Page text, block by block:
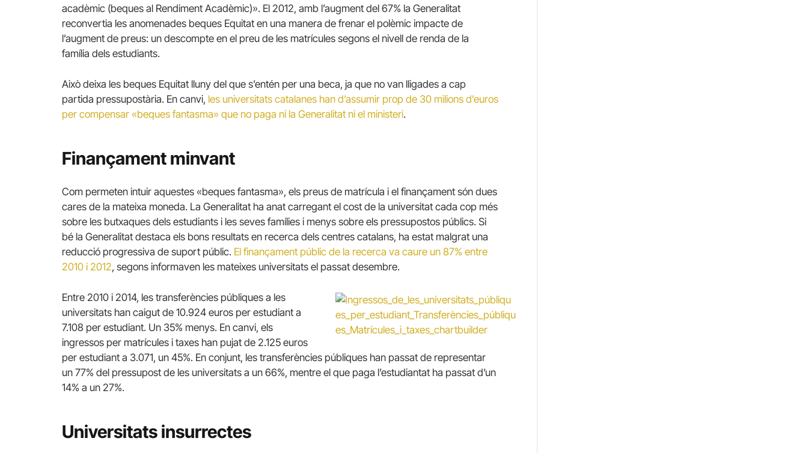
acadèmic (beques al Rendiment Acadèmic)». El 2012, amb l’augment del 67% la Generalitat
reconvertia les anomenades beques Equitat en una manera de frenar el polèmic impacte de
l’augment de preus: un descompte en el preu de les matrícules segons el nivell de renda de la
família dels estudiants.
Això deixa les beques Equitat lluny del que s’entén per una beca, ja que no van lligades a cap
partida pressupostària. En canvi, les universitats catalanes han d’assumir prop de 30 milions d’euros
per compensar «beques fantasma» que no paga ni la Generalitat ni el ministeri.
Finançament minvant
Com permeten intuir aquestes «beques fantasma», els preus de matrícula i el finançament són dues
cares de la mateixa moneda. La Generalitat ha anat carregant el cost de la universitat cada cop més
sobre les butxaques dels estudiants i les seves famílies i menys sobre els pressupostos públics. Si
bé la Generalitat destaca els bons resultats en recerca dels centres catalans, ha estat malgrat una
reducció progressiva de suport públic. El finançament públic de la recerca va caure un 87% entre
2010 i 2012, segons informaven les mateixes universitats el passat desembre.
Entre 2010 i 2014, les transferències públiques a les
universitats han caigut de 10.924 euros per estudiant a
7.108 per estudiant. Un 35% menys. En canvi, els
ingressos per matrícules i taxes han pujat de 2.125 euros
per estudiant a 3.071, un 45%. En conjunt, les transferències públiques han passat de representar
un 77% del pressupost de les universitats a un 66%, mentre el que paga l’estudiantat ha passat d’un
14% a un 27%.
Universitats insurrectes